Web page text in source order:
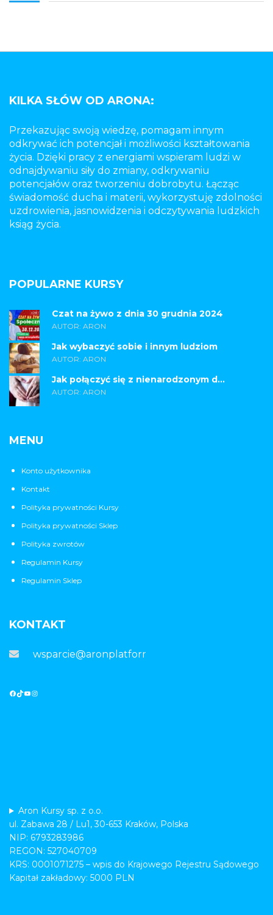
KILKA SŁÓW OD ARONA:
Przekazując swoją wiedzę, pomagam innym
odkrywać ich potencjał i możliwości kształtowania
życia. Dzięki pracy z energiami wspieram ludzi w
odnajdywaniu siły do zmiany, odkrywaniu
potencjałów oraz tworzeniu dobrobytu. Łącząc
świadomość ducha i materii, wykorzystuję zdolności
uzdrowienia, jasnowidzenia i odczytywania ludzkich
ksiąg życia.
POPULARNE KURSY
Czat na żywo z dnia 30 grudnia 2024
AUTOR: ARON
Jak wybaczyć sobie i innym ludziom
AUTOR: ARON
Jak połączyć się z nienarodzonym d...
AUTOR: ARON
MENU
Konto użytkownika
Kontakt
Polityka prywatności Kursy
Polityka prywatności Sklep
Polityka zwrotów
Regulamin Kursy
Regulamin Sklep
KONTAKT
wsparcie@aronplatforma.pl
Aron Kursy sp. z o.o.
ul. Zabawa 28 / Lu1, 30-653 Kraków, Polska
NIP: 6793283986
REGON: 527040709
KRS: 0001071275 – wpis do Krajowego Rejestru Sądowego
Kapitał zakładowy: 5000 PLN